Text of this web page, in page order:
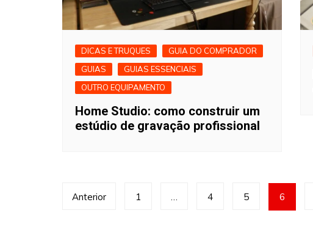
DICAS E TRUQUES
GUIA DO COMPRADOR
GUIAS
GUIAS ESSENCIAIS
OUTRO EQUIPAMENTO
Home Studio: como construir um
estúdio de gravação profissional
Paginação
Anterior 1 4 5 6